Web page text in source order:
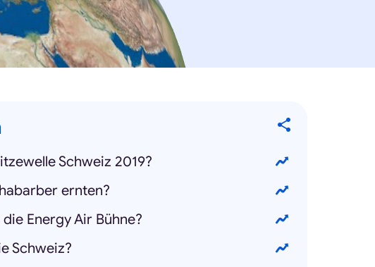
Schweiz 2019?
ernten?
Energy Air Bühne?
Schweiz?